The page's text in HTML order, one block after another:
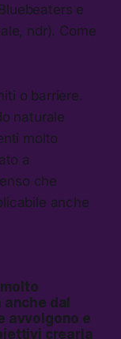
e
ndr). Come
o barriere.
naturale
molto
a
che
anche
dal
avvolgono e
crearla